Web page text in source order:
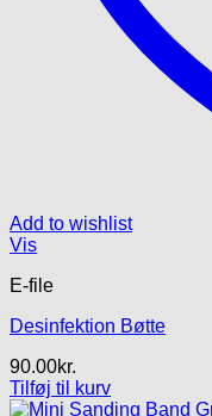
Add to wishlist
Vis
E-file
Desinfektion Bøtte
90.00kr.
Tilføj til kurv